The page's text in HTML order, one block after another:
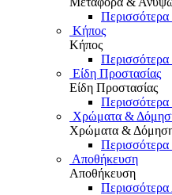
Κήπος
Κήπος
Είδη Προστασίας
Είδη Προστασίας
Περισσότερα
Χρώματα &
Χρώματα &
Αποθήκευση
Αποθήκευση